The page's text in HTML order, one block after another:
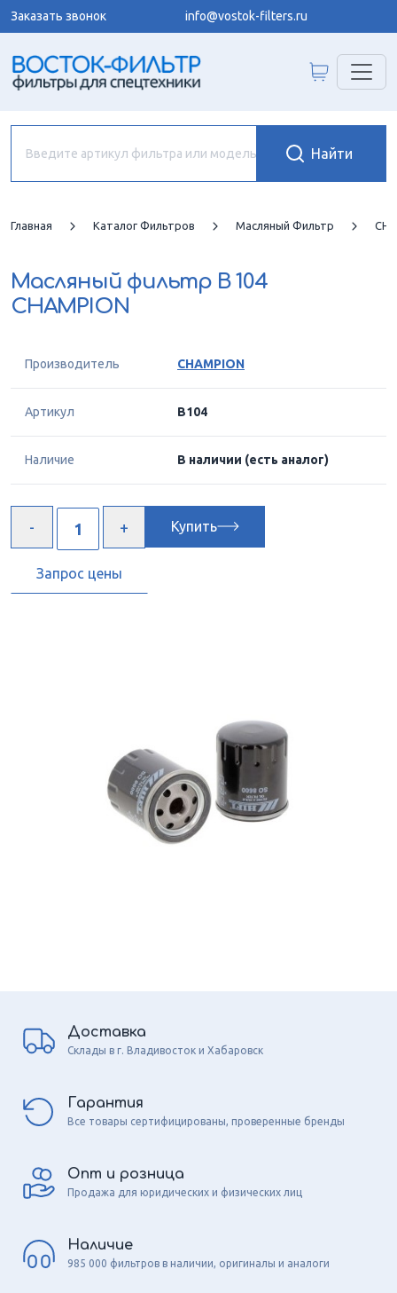
Заказать звонок info@vostok-filters.ru
Главная Каталог Фильтров Масляный Фильтр
Масляный фильтр B 104
CHAMPION
Производитель CHAMPION
Артикул B104
Наличие В наличии (есть аналог)
Купить
Запрос цены
Доставка
Склады в г. Владивосток и Хабаровск
Гарантия
Все товары сертифицированы, проверенные бренды
Опт и розница
Продажа для юридических и физических лиц
Наличие
985 000 фильтров в наличии, оригиналы и аналоги